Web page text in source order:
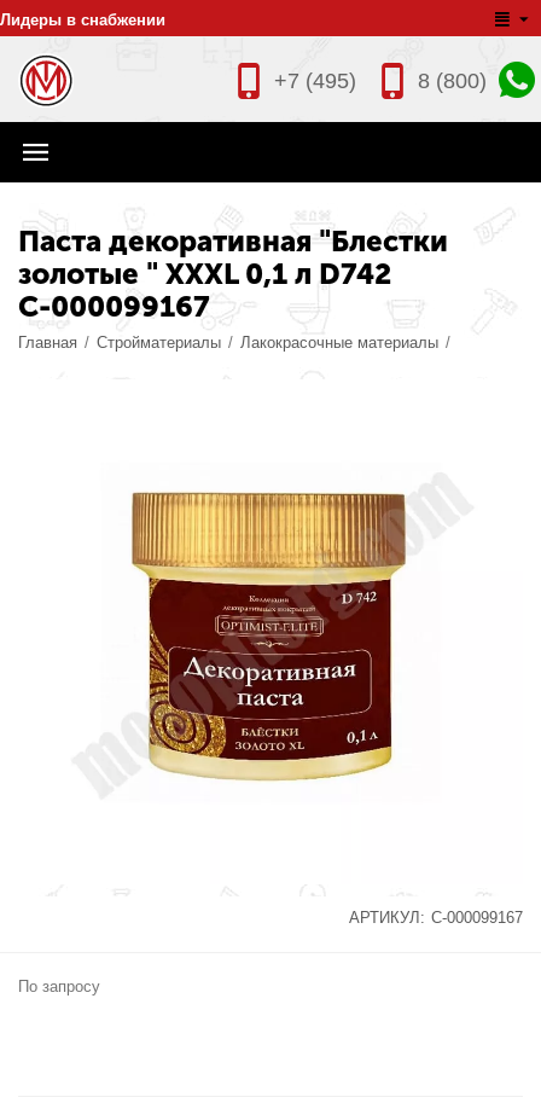
Лидеры в снабжении
8 (800)
+7 (495)
Паста декоративная "Блестки
золотые " XXXL 0,1 л D742
С-000099167
Главная / Стройматериалы / Лакокрасочные материалы /
АРТИКУЛ: С-000099167
По запросу